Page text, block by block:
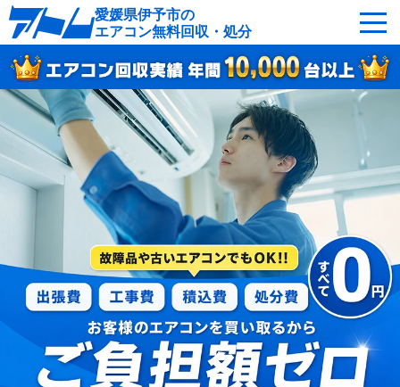
愛媛県伊予市の
エアコン無料回収・処分
サービスの特徴 回収可能なエアコン
対応エリア 回収の流れ
よくあるご質問 運営会社
伊予市へ無料出張
最短即日 お急ぎの方はこちら
050-5482-9461
受付：24時間年中無休（通話料無料）